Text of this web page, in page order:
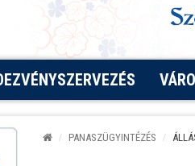
PANASZÜGYINTÉZÉS